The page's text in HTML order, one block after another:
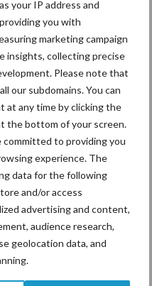
your IP address and
you with
marketing campaign
insights, collecting precise
Please note that
our subdomains. You can
at any time by clicking the
the bottom of your screen.
committed to providing you
experience. The
data for the following
and/or access
advertising and content,
audience research,
geolocation data, and
Fokkerij
Ligbox &
Voerhekken